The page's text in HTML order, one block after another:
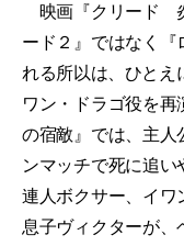
映画『クリード
ード２』ではなく
れる所以は、ひとえ
ワン・ドラゴ役を
の宿敵』では、主人
ンマッチで死に追
連人ボクサー、イワ
息子ヴィクターが、